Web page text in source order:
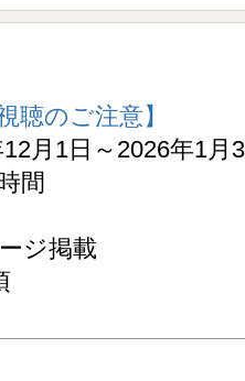
聴のご注意】
月1日～2026年1月
間
ジ掲載